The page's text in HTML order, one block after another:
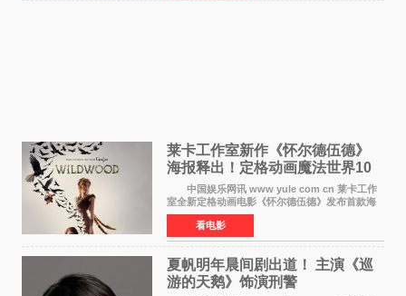
莱卡工作室新作《怀尔德伍德》
海报释出！定格动画魔法世界10
月开启
中国娱乐网讯 www yule com cn 莱卡工作
室全新定格动画电影《怀尔德伍德》发布首款海
报，女孩为找回弟弟走入黑暗、宏大的林中魔法
世界，一场关于勇气与亲情的奇幻冒险即将展
开。 本片由特
看电影
夏帆明年晨间剧出道！ 主演《巡
游的天鹅》饰演刑警